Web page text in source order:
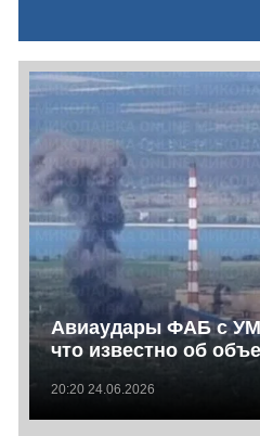
Авиаудары ФАБ с
что известно об
20:20 24.06.2026